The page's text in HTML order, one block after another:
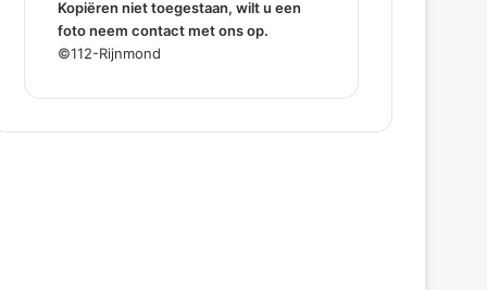
Kopiëren niet toegestaan, wilt u een
foto neem contact met ons op.
©112-Rijnmond